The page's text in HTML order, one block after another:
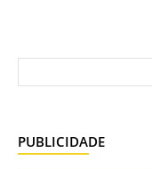
PUBLICIDADE